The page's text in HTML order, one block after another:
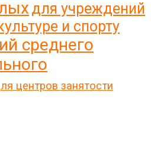
для учреждений
и спорту
среднего
центров занятости